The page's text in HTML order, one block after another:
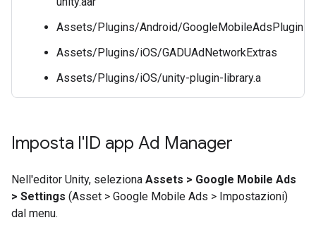
Assets/Plugins/Android/GoogleMobileAdsPlugin
Assets/Plugins/iOS/GADUAdNetworkExtras
Assets/Plugins/iOS/unity-plugin-library.a
Imposta l'ID app Ad Manager
Nell'editor Unity, seleziona Assets > Google Mobile Ads
> Settings (Asset > Google Mobile Ads > Impostazioni)
dal menu.